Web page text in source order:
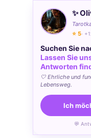
✨
⭐ 5·
Suchen Sie
Lassen Sie
Antworten
🤍 Ehrliche und
Lebensweg.
Ich
💬